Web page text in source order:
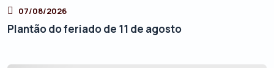
07/08/2026
Plantão do feriado de 11 de agosto